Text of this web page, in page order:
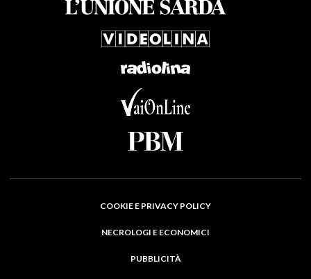
COOKIE E PRIVACY POLICY
NECROLOGI E ECONOMICI
PUBBLICITÀ